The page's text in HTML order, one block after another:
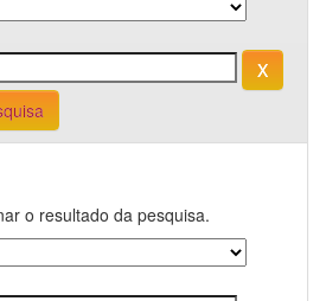
o resultado da pesquisa.